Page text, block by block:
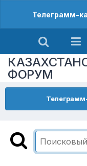
Телеграмм-
ФОРУМ